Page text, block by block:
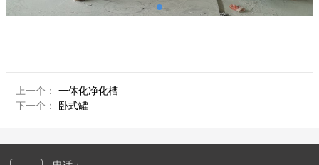
上一个： 一体化净化槽
下一个： 卧式罐